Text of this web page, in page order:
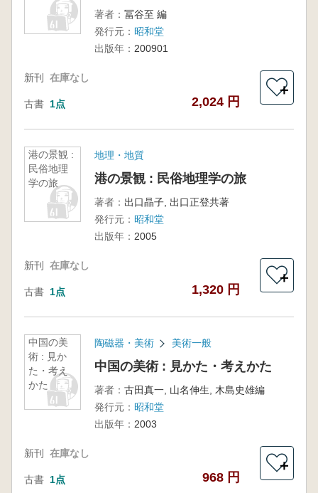
著者： 冨谷至 編
発行元： 昭和堂
出版年： 200901
新刊 在庫なし
古書 1点 2,024 円
＋
港の景観 :
民俗地理
学の旅
地理・地質
港の景観 : 民俗地理学の旅
著者： 出口晶子, 出口正登共著
発行元： 昭和堂
出版年： 2005
新刊 在庫なし
古書 1点 1,320 円
＋
中国の美
術 : 見か
た・考え
かた
陶磁器・美術 美術一般
中国の美術 : 見かた・考えかた
著者： 古田真一, 山名伸生, 木島史雄編
発行元： 昭和堂
出版年： 2003
新刊 在庫なし
古書 1点 968 円
＋